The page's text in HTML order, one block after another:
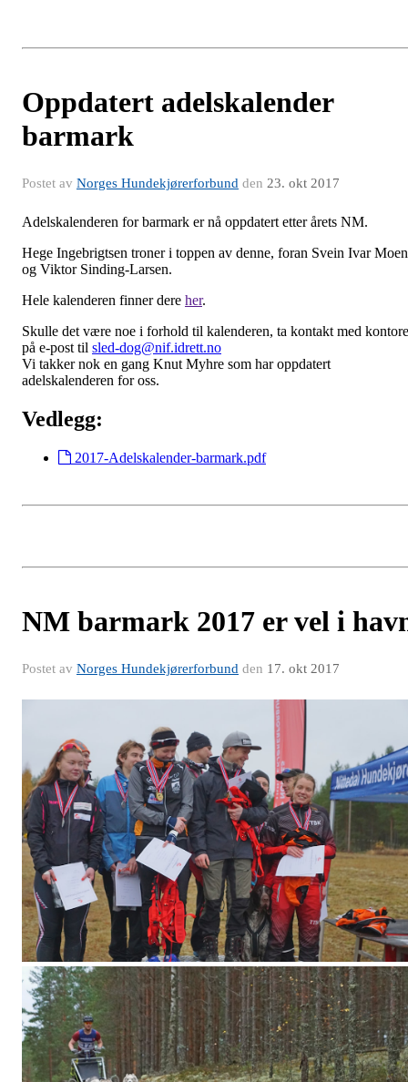
Oppdatert adelskalender
barmark
Postet av Norges Hundekjørerforbund den 23. okt 2017
Adelskalenderen for barmark er nå oppdatert etter årets NM.
Hege Ingebrigtsen troner i toppen av denne, foran Svein Ivar Moen
og Viktor Sinding-Larsen.
Hele kalenderen finner dere her.
Skulle det være noe i forhold til kalenderen, ta kontakt med
på e-post til sled-dog@nif.idrett.no
Vi takker nok en gang Knut Myhre som har oppdatert
adelskalenderen for oss.
Vedlegg:
2017-Adelskalender-barmark.pdf
NM barmark 2017 er vel i
Postet av Norges Hundekjørerforbund den 17. okt 2017